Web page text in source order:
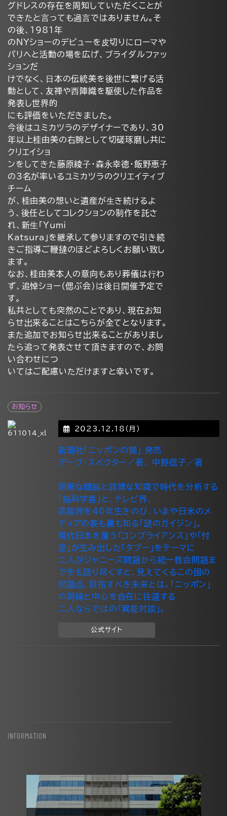
グドレスの存在を周知していただくことが
できたと⾔っても過⾔ではありません。そ
の後、1981年
のNYショーのデビューを⽪切りにローマや
パリへと活動の場を広げ、ブライダルファッ
ションだ
けでなく、⽇本の伝統美を後世に繋げる活
動として、友禅や⻄陣織を駆使した作品を
発表し世界的
にも評価をいただきました。
今後はユミカツラのデザイナーであり、30
年以上桂由美の右腕として切磋琢磨し共に
クリエイショ
ンをしてきた藤原綾⼦・森永幸徳・飯野恵⼦
の3名が率いるユミカツラのクリエイティブ
チーム
が、桂由美の想いと遺産が⽣き続けるよ
う、後任としてコレクションの制作を託さ
れ、新⽣「Yumi
Katsura」を継承して参りますので引き続
きご指導ご鞭撻のほどよろしくお願い致し
ます。
なお、桂由美本⼈の意向もあり葬儀は⾏わ
ず、追悼ショー（偲ぶ会）は後⽇開催予定で
す。
私共としても突然のことであり、現在お知
らせ出来ることはこちらが全てとなります。
また追加でお知らせ出来ることがありまし
たら追って発表させて頂きますので、お問
い合わせにつ
いてはご配慮いただけますと幸いです。
お知らせ
2023.12.18(月)
新潮社 「ニッポンの闇」 発売
デーブ・スペクター／著、 中野信子／著
明晰な頭脳と該博な知識で時代を分析する
「脳科学者」と、テレビ界、
芸能界を40年生きのび、いまや日米のメ
ディアの表も裏も知る「謎のガイジン」。
現代日本を覆う「コンプライアンス」や「忖
度」が生み出した「タブー」をテーマに
二人がジャニーズ問題から統一教会問題ま
でをも語り尽くすと、見えてくるこの国の
問題点、目指すべき未来とは。「ニッポン」
の周縁と中心を自在に往還する
二人ならではの「異能対談」。
公式サイト
INFORMATION